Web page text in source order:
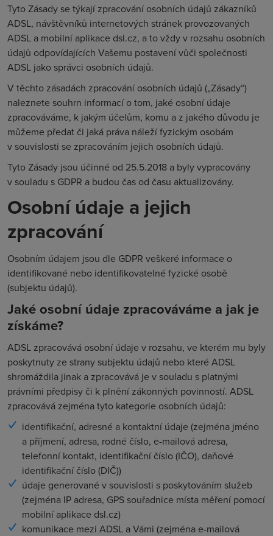
Tyto Zásady se týkají zpracování osobních údajů zákazníků
ADSL, návštěvníků internetových stránek provozovaných
ADSL a mobilní aplikace dsl.cz, a to vždy v rozsahu osobních
údajů odpovídajících Vašemu postavení vůči společnosti
ADSL jako správci osobních údajů.
V těchto zásadách zpracování osobních údajů („Zásady“)
naleznete souhrn informací o tom, jaké osobní údaje
zpracováváme, k jakým účelům, komu a z jakého důvodu je
můžeme předat či jaká práva náleží fyzickým osobám
v souvislosti se zpracováním jejich osobních údajů.
Tyto Zásady jsou účinné od 25.5.2018 a byly vypracovány
v souladu s GDPR a budou čas od času aktualizovány.
Osobní údaje a jejich
zpracování
Osobním údajem jsou dle GDPR veškeré informace o
identifikované nebo identifikovatelné fyzické osobě
(subjektu údajů).
Jaké osobní údaje zpracováváme a jak je
získáme?
ADSL zpracovává osobní údaje v rozsahu, ve kterém mu byly
poskytnuty ze strany subjektu údajů nebo které ADSL
shromáždila jinak a zpracovává je v souladu s platnými
právními předpisy či k plnění zákonných povinností. ADSL
zpracovává zejména tyto kategorie osobních údajů:
identifikační, adresné a kontaktní údaje (zejména jméno
a příjmení, adresa, rodné číslo, e-mailová adresa,
telefonní kontakt, identifikační číslo (IČO), daňové
identifikační číslo (DIČ))
údaje generované v souvislosti s poskytováním služeb
(zejména IP adresa, GPS souřadnice místa měření pomocí
mobilní aplikace dsl.cz)
komunikace mezi ADSL a Vámi (zejména e-mailová